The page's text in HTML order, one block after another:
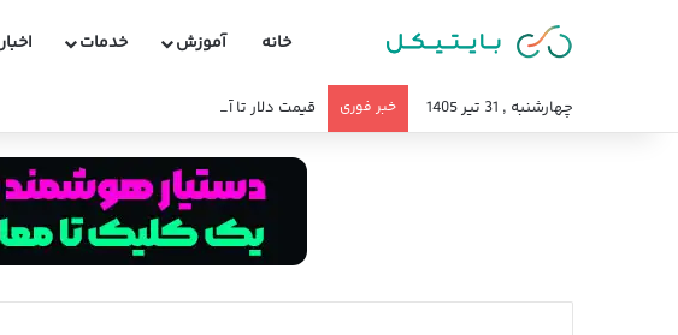
خانه آموزش خدمات اخبار
چهارشنبه , 31 تیر 1405 خبر فوری قیمت دلار تا آخر سال ۱۴۰۵ چند میشود؟